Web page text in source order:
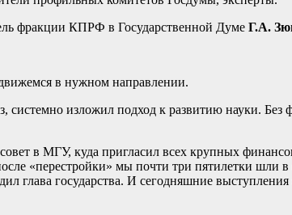
фракции КПРФ в Государственной Думе Г.А.
в нужном направлении.
изложил подход к развитию науки. Без
в МГУ, куда пригласил всех крупных
«перестройки» мы почти три пятилетки шли
глава государства. И сегодняшние